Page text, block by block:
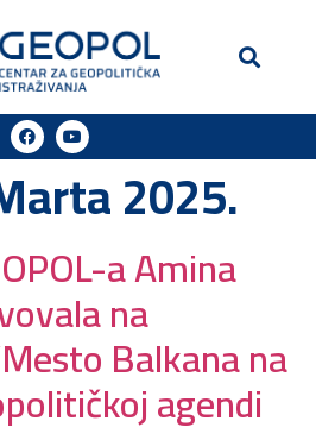
2025.
a Amina
na
Balkana na
agendi